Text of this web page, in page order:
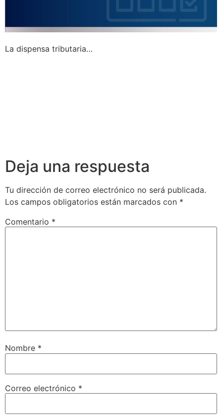
La dispensa tributaria…
Deja una respuesta
Tu dirección de correo electrónico no será publicada.
Los campos obligatorios están marcados con *
Comentario *
Nombre *
Correo electrónico *